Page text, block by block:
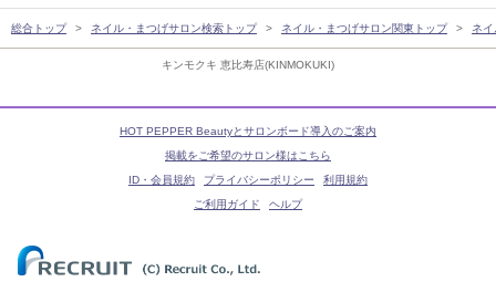
キンモクキ 恵比寿店(KINMOKUKI)
総合トップ ネイル・まつげサロン検索トップ ネイル・まつげサロン関東トップ ネ
HOT PEPPER Beautyとサロンボード導入のご案内
掲載をご希望のサロン様はこちら
ID・会員規約
プライバシーポリシー
利用規約
ご利用ガイド
ヘルプ